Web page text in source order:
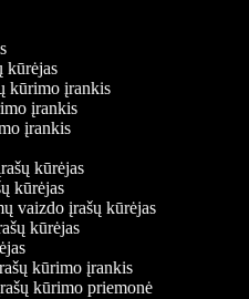
kūrėjas
kūrimo įrankis
įrankis
įrankis
kūrėjas
kūrėjas
vaizdo įrašų kūrėjas
kūrėjas
kūrimo įrankis
kūrimo priemonė